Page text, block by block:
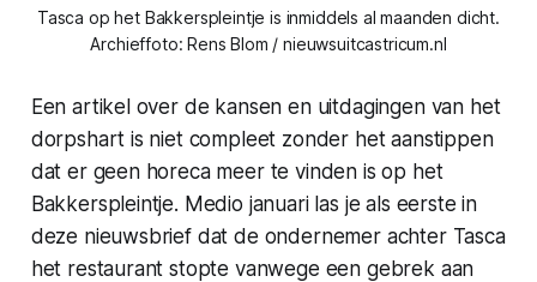
Tasca op het Bakkerspleintje is inmiddels al maanden dicht.
Archieffoto: Rens Blom / nieuwsuitcastricum.nl
Een artikel over de kansen en uitdagingen van het
dorpshart is niet compleet zonder het aanstippen
dat er geen horeca meer te vinden is op het
Bakkerspleintje. Medio januari las je als eerste in
deze nieuwsbrief dat de ondernemer achter Tasca
het restaurant stopte vanwege een gebrek aan